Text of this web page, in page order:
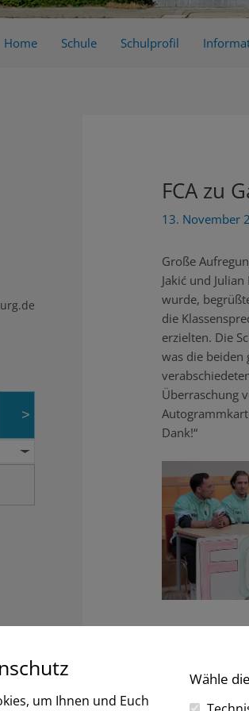
Home Schule Schulprofil
>
FCA zu
13. November
Große
Jakić und
wurde,
die
erzielten. Die
was die beiden
Überraschung
Dank!“
Post
←Vorheriger Beitrag
um Ihnen und Euch
Wähle